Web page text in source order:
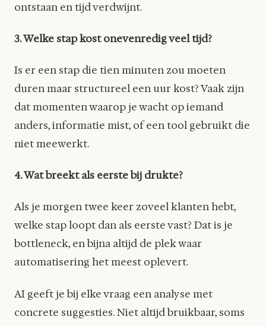
ontstaan en tijd verdwijnt.
3. Welke stap kost onevenredig veel tijd?
Is er een stap die tien minuten zou moeten
duren maar structureel een uur kost? Vaak zijn
dat momenten waarop je wacht op iemand
anders, informatie mist, of een tool gebruikt die
niet meewerkt.
4. Wat breekt als eerste bij drukte?
Als je morgen twee keer zoveel klanten hebt,
welke stap loopt dan als eerste vast? Dat is je
bottleneck, en bijna altijd de plek waar
automatisering het meest oplevert.
AI geeft je bij elke vraag een analyse met
concrete suggesties. Niet altijd bruikbaar, soms